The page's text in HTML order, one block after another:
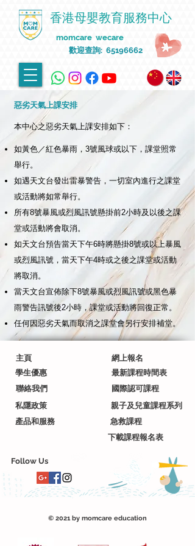
momcare wecare
歡迎查詢: 65196662
香港母嬰教育服務中心
惡劣天氣上課安排
本中心之惡劣天氣上課安排如下：
如黃色／紅色暴雨，3號風球或以下，課堂照常
舉行。
如遇天文台發出雷暴警告，一切室內進行之課堂
或活動將如常舉行。
所有8號暴風或烈風訊號懸掛前2小時及以後之課
堂或活動將會取消。
如天文台預告當天下午6時將懸掛8號或以上暴風
或烈風訊號，當天下午4時或之後之課堂或活動
將取消。
當天文台宣佈除下8號暴風或烈風訊號或黑色暴
雨警告訊號後2小時，課堂或活動將回復正常。
任何因惡劣天氣而取消之課堂會另行安排補堂。
Follow Us
主頁
學生優惠
聯絡我們
私隱政策
產品和服務
網上報名
最新課程時間表
國際認可課程
親子及兒童課程系列
急救課程
下載課程報名表
© 2021 by momcare education